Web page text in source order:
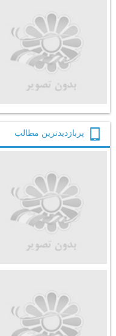
پربازديدترين مطالب